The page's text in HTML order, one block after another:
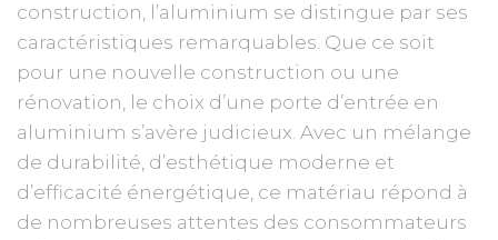
construction, l’aluminium se distingue par ses
caractéristiques remarquables. Que ce soit
pour une nouvelle construction ou une
rénovation, le choix d’une porte d’entrée en
aluminium s’avère judicieux. Avec un mélange
de durabilité, d’esthétique moderne et
d’efficacité énergétique, ce matériau répond à
de nombreuses attentes des consommateurs